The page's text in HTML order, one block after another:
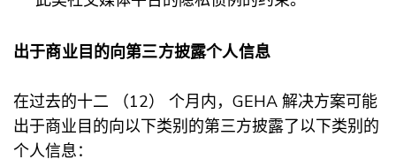
出于商业目的向第三方披露个人信息
在过去的十二 （12） 个月内，GEHA 解决方案可能
出于商业目的向以下类别的第三方披露了以下类别的
个人信息：